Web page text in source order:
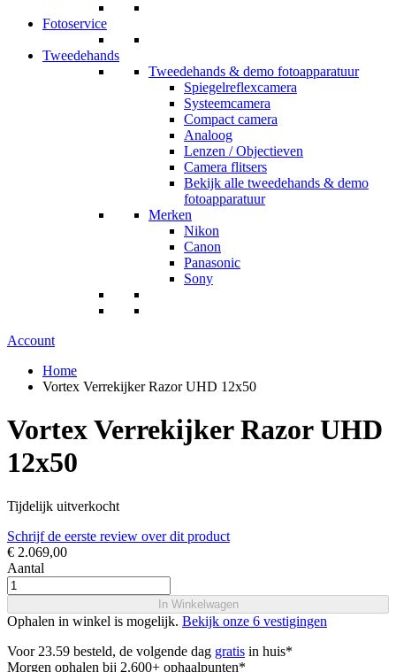
Fotoservice
Tweedehands
Tweedehands & demo fotoapparatuur
Spiegelreflexcamera
Systeemcamera
Compact camera
Analoog
Lenzen / Objectieven
Camera flitsers
Bekijk alle tweedehands & demo
fotoapparatuur
Merken
Nikon
Canon
Panasonic
Sony
Account
Home
Vortex Verrekijker Razor UHD 12x50
Vortex Verrekijker Razor UHD
12x50
Tijdelijk uitverkocht
Schrijf de eerste review over dit product
€ 2.069,00
Aantal
In Winkelwagen
Ophalen in winkel is mogelijk. Bekijk onze 6 vestigingen
Voor 23.59 besteld, de volgende dag gratis in huis*
Morgen ophalen bij 2.600+ ophaalpunten*